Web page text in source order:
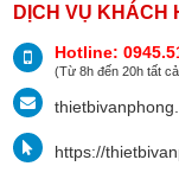
DỊCH VỤ KHÁCH
Hotline:
(Từ 8h đến 20h tất
https://